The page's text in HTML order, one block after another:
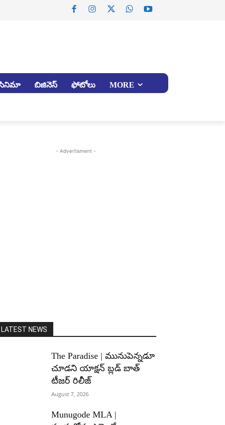
బిజినెస్ ఫోటోలు MORE
- Advertisment -
LATEST NEWS
The Paradise | మునుపెన్నడూ
చూడని యాక్షన్ బ్లడ్ బాత్
టీజర్ రిలీజ్
August 7, 2026
Munugode MLA |